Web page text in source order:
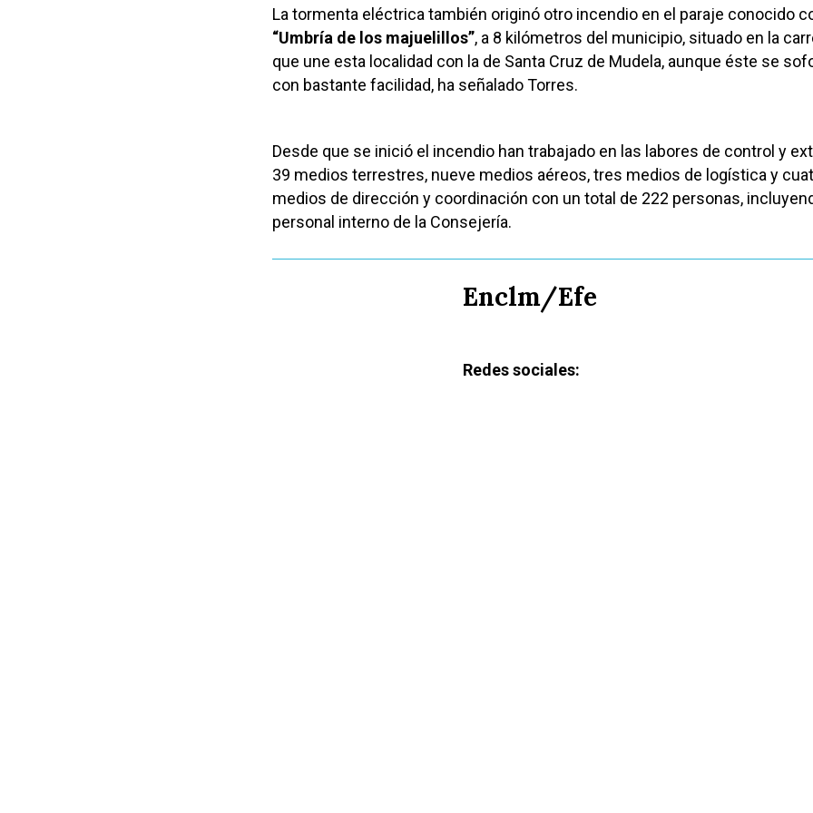
La tormenta eléctrica también originó otro incendio en el paraje conocido
“Umbría de los majuelillos”, a 8 kilómetros del municipio, situado en la
que une esta localidad con la de Santa Cruz de Mudela, aunque éste se
con bastante facilidad, ha señalado Torres.
Desde que se inició el incendio han trabajado en las labores de control y
39 medios terrestres, nueve medios aéreos, tres medios de logística y
medios de dirección y coordinación con un total de 222 personas,
personal interno de la Consejería.
Enclm/Efe
Redes sociales: